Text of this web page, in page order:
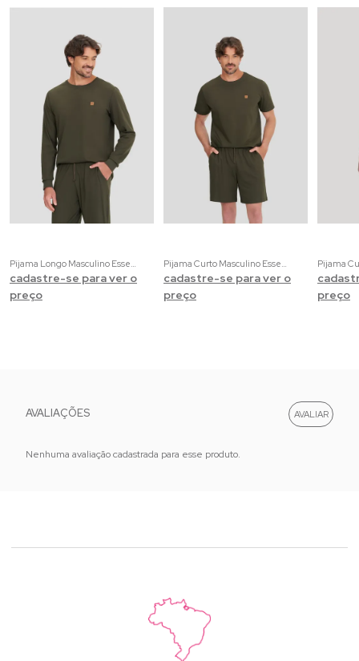
Pijama Longo Masculino Essencial | 100% Algodão
cadastre-se para ver o
preço
Pijama Curto Masculino Essencial | 100% Algodão
cadastre-se para ver o
preço
preço
AVALIAÇÕES
Nenhuma avaliação cadastrada para esse produto.